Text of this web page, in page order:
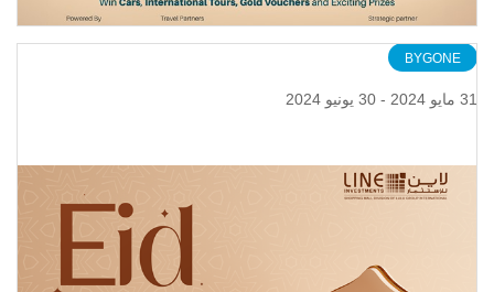
BYGONE
31 مايو 2024 - 30 يونيو 2024